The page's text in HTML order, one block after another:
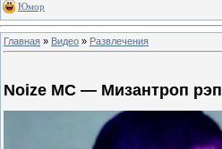
Юмор
Главная » Видео » Развлечения
Noize MC — Мизантроп рэп